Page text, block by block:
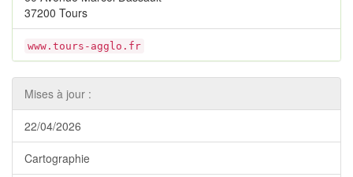
37200 Tours
www.tours-agglo.fr
Mises à jour :
22/04/2026
Cartographie